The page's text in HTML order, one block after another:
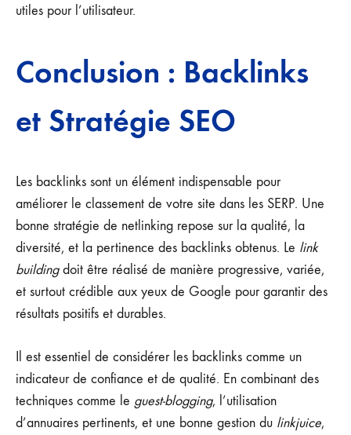
utiles pour l’utilisateur.
Conclusion : Backlinks
et Stratégie SEO
Les backlinks sont un élément indispensable pour
améliorer le classement de votre site dans les SERP. Une
bonne stratégie de netlinking repose sur la qualité, la
diversité, et la pertinence des backlinks obtenus. Le link
buildingdoit être réalisé de manière progressive, variée,
et surtout crédible aux yeux de Google pour garantir des
résultats positifs et durables.
Il est essentiel de considérer les backlinks comme un
indicateur de confiance et de qualité. En combinant des
techniques comme le guest-blogging, l’utilisation
d’annuaires pertinents, et une bonne gestion du linkjuice,